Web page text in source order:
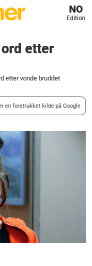
NO
Edition
etter
etter vonde bruddet
en foretrukket kilde på Google